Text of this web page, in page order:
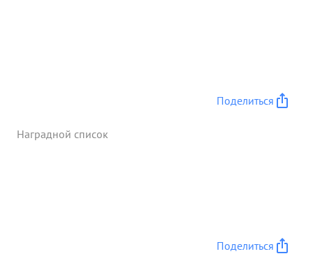
Поделиться
Наградной список
Поделиться